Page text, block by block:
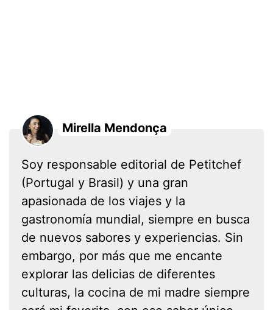
Mirella Mendonça
Soy responsable editorial de Petitchef
(Portugal y Brasil) y una gran
apasionada de los viajes y la
gastronomía mundial, siempre en busca
de nuevos sabores y experiencias. Sin
embargo, por más que me encante
explorar las delicias de diferentes
culturas, la cocina de mi madre siempre